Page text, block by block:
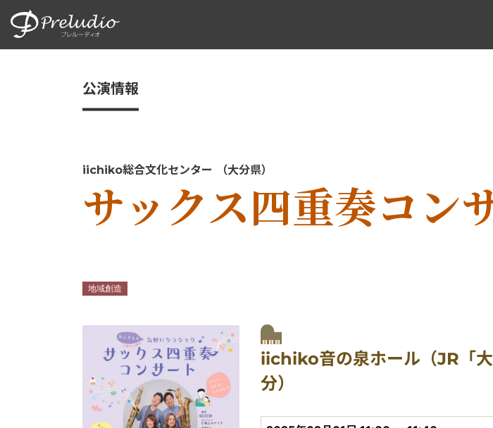
公演情報
iichiko総合文化センター （大分県）
サックス四重奏コン
公演の種類
地域創造
SNSシェアボタン
開催場所
会場
公演会場
iichiko音の泉ホール（JR「
分）